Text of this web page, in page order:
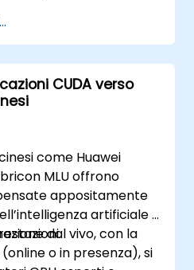
CUDA verso
come Huawei
MLU offrono
appositamente
artificiale e
dal vivo, con la
o in presenza), si